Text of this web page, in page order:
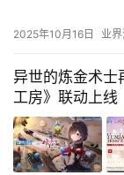
2025年10月16日 业
异世的炼金术士
工房》联动上线